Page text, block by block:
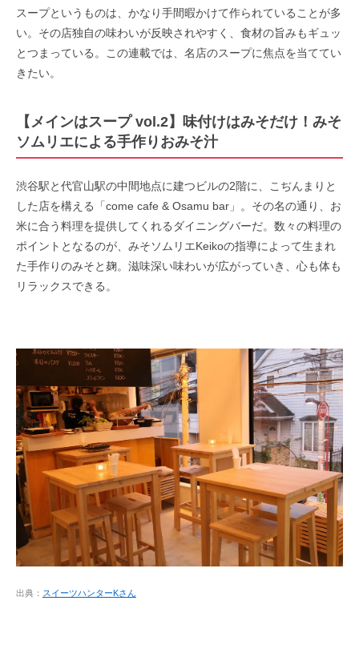
スープというものは、かなり手間暇かけて作られていることが多
い。その店独自の味わいが反映されやすく、食材の旨みもギュッ
とつまっている。この連載では、名店のスープに焦点を当ててい
きたい。
【メインはスープ vol.2】味付けはみそだけ！みそ
ソムリエによる手作りおみそ汁
渋谷駅と代官山駅の中間地点に建つビルの2階に、こぢんまりと
した店を構える「come cafe & Osamu bar」。その名の通り、お
米に合う料理を提供してくれるダイニングバーだ。数々の料理の
ポイントとなるのが、みそソムリエKeikoの指導によって生まれ
た手作りのみそと麹。滋味深い味わいが広がっていき、心も体も
リラックスできる。
出典： スイーツハンターKさん